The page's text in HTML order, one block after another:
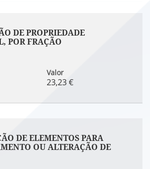
DE PROPRIEDADE
POR FRAÇÃO
Valor
23,23 €
DE ELEMENTOS PARA
OU ALTERAÇÃO DE